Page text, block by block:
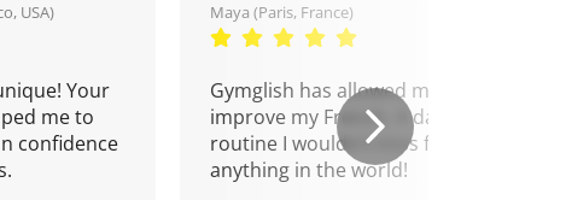
USA)
Your
me to
confidence
Maya (Paris, France)
Gymglish has allowed me to
improve my French. A daily
routine I wouldn't miss for
anything in the world!